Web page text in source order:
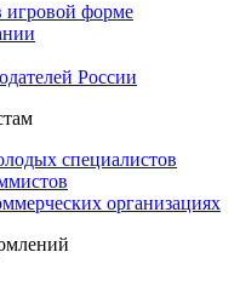
форме
России
специалистов
организациях